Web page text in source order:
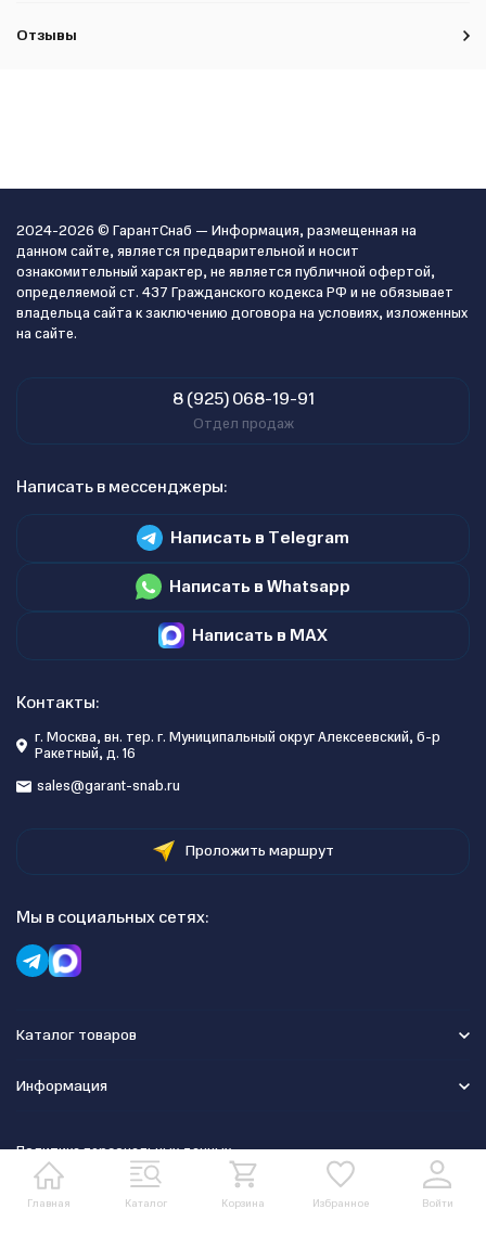
Отзывы
Главная Каталог Корзина Избранное Войти
2024-2026 © ГарантСнаб — Информация, размещенная на
данном сайте, является предварительной и носит
ознакомительный характер, не является публичной офертой,
определяемой ст. 437 Гражданского кодекса РФ и не обязывает
владельца сайта к заключению договора на условиях, изложенных
на сайте.
8 (925) 068-19-91
Отдел продаж
Написать в мессенджеры:
Написать в Telegram
Написать в Whatsapp
Написать в MAX
Контакты:
г. Москва, вн. тер. г. Муниципальный округ Алексеевский, б-р
Ракетный, д. 16
sales@garant-snab.ru
Проложить маршрут
Мы в социальных сетях:
Каталог товаров
Информация
Политика персональных данных